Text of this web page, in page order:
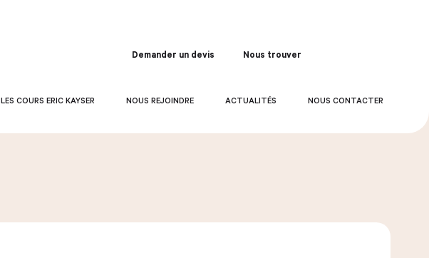
Demander un devis Nous trouver
LES COURS ERIC KAYSER NOUS REJOINDRE ACTUALITÉS NOUS CONTACTER